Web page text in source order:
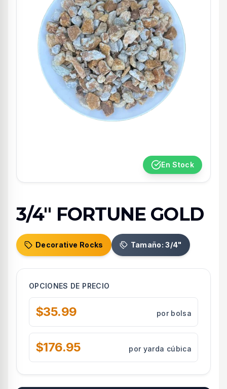
En Stock
3/4" FORTUNE GOLD
Decorative Rocks Tamaño: 3/4"
OPCIONES DE PRECIO
$35.99 por bolsa
$176.95 por yarda cúbica